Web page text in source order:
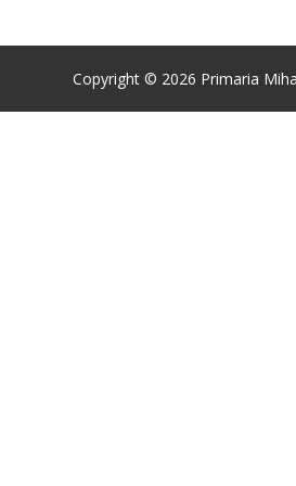
Copyright © 2026 Primaria